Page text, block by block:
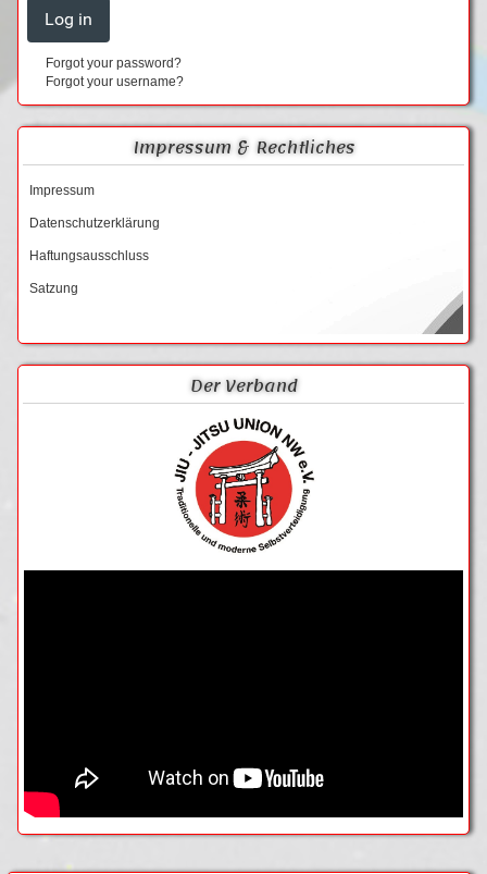
Forgot your password?
Forgot your username?
Impressum & Rechtliches
Impressum
Datenschutzerklärung
Haftungsausschluss
Satzung
Der Verband